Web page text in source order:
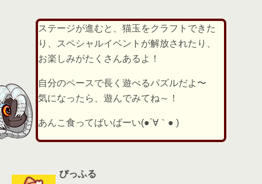
ステージが進むと、猫玉をクラフトできた
り、スペシャルイベントが解放されたり、
お楽しみがたくさんあるよ！
自分のペースで長く遊べるパズルだよ〜
気になったら、遊んでみてね～！
あんこ食ってばいばーい(●´∀｀● )
ぴっふる